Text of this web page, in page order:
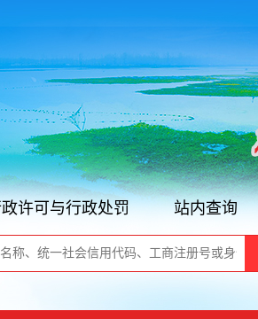
许可与行政处罚 站内查询